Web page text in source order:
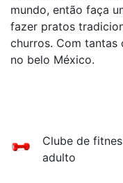
mundo, então faça
fazer pratos
churros. Com tantas
no belo México.
Clube de
adulto